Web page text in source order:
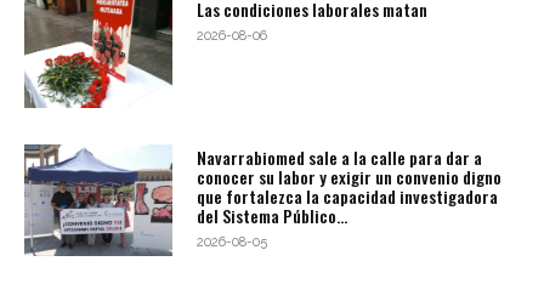
Las condiciones laborales matan
2026-08-06
Navarrabiomed sale a la calle para dar a
conocer su labor y exigir un convenio digno
que fortalezca la capacidad investigadora
del Sistema Público...
2026-08-05